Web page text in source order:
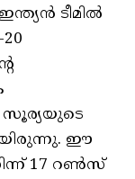
ടീമില്‍
സൂര്യയുടെ
ഈ
17 റൺസ്